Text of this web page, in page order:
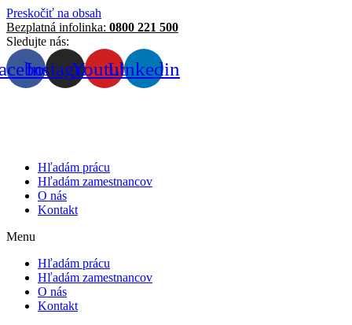
Preskočiť na obsah
Bezplatná infolinka: 0800 221 500
Sledujte nás:
InstagramYoutubeLinkedin
Hľadám prácu
Hľadám zamestnancov
O nás
Kontakt
Menu
Hľadám prácu
Hľadám zamestnancov
O nás
Kontakt